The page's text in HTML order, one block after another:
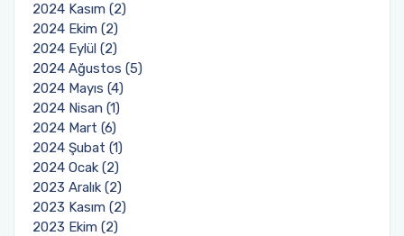
2024 Kasım (2)
2024 Ekim (2)
2024 Eylül (2)
2024 Ağustos (5)
2024 Mayıs (4)
2024 Nisan (1)
2024 Mart (6)
2024 Şubat (1)
2024 Ocak (2)
2023 Aralık (2)
2023 Kasım (2)
2023 Ekim (2)